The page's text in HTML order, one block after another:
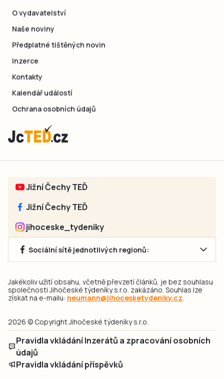
O vydavatelství
Naše noviny
Předplatné tištěných novin
Inzerce
Kontakty
Kalendář událostí
Ochrana osobních údajů
Jižní Čechy TEĎ
Jižní Čechy TEĎ
jihoceske_tydeniky
Sociální sítě jednotlivých regionů:
Jakékoliv užití obsahu, včetně převzetí článků, je bez souhlasu
společnosti Jihočeské týdeníky s.r.o. zakázáno. Souhlas lze
získat na e-mailu: neumann@jihocesketydeniky.cz.
2026 © Copyright Jihočeské týdeníky s.r.o.
Pravidla vkládání Inzerátů a zpracování osobních
údajů
Pravidla vkládání příspěvků